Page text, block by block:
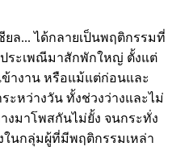
ยล... ได้กลายเป็นพฤติกรรมที่
ระเพณีมาสักพักใหญ่ ตั้งแต่
ข้างาน หรือแม้แต่ก่อนและ
ะหว่างวัน ทั้งช่วงว่างและไม่
มาโพสกันไม่ยั้ง จนกระทั่ง
นกลุ่มผู้ที่มีพฤติกรรมเหล่า